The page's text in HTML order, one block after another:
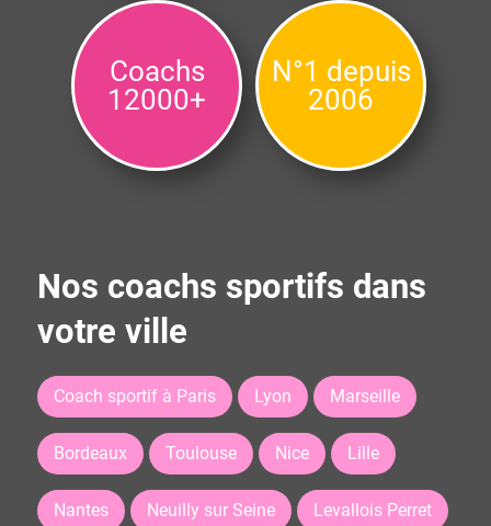
Coachs
12000+
N°1 depuis
2006
Nos coachs sportifs dans
votre ville
Coach sportif à Paris Lyon Marseille
Bordeaux Toulouse Nice Lille
Nantes Neuilly sur Seine Levallois Perret